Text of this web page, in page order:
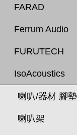
FARAD
Ferrum Audio
FURUTECH
IsoAcoustics
喇叭/器材 腳墊
喇叭架